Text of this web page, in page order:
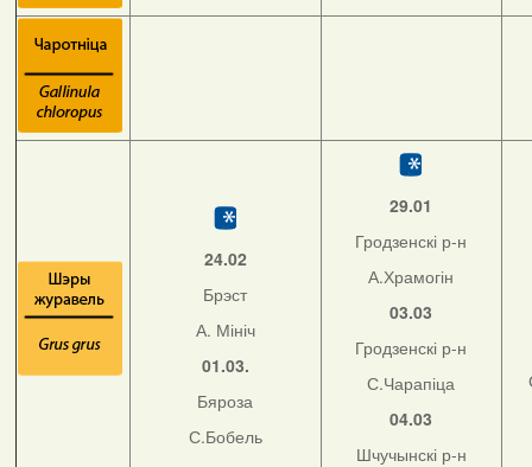
24.02
Брэст
А. Мініч
01.03.
Бяроза
С.Бобель
29.01
Гродзенскі р-н
А.Храмогін
03.03
Гродзенскі р-н
С.Чарапіца
04.03
Шчучынскі р-н